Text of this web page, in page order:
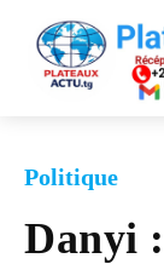
Politique
Danyi